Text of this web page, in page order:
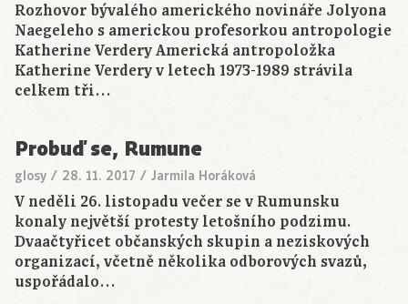
Rozhovor bývalého amerického novináře Jolyona
Naegeleho s americkou profesorkou antropologie
Katherine Verdery Americká antropoložka
Katherine Verdery v letech 1973-1989 strávila
celkem tři…
Probuď se, Rumune
glosy / 28. 11. 2017 / Jarmila Horáková
V neděli 26. listopadu večer se v Rumunsku
konaly největší protesty letošního podzimu.
Dvaačtyřicet občanských skupin a neziskových
organizací, včetně několika odborových svazů,
uspořádalo…